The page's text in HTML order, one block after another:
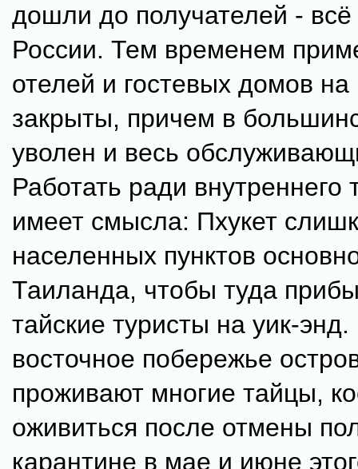
дошли до получателей - всё
России. Тем временем
отелей и гостевых домов на
закрыты, причем в
уволен и весь
Работать ради внутреннего
имеет смысла: Пхукет
населенных пунктов
Таиланда, чтобы туда
тайские туристы на уик-
восточное побережье
проживают многие тайцы,
оживиться после отмены
карантине в мае и июне